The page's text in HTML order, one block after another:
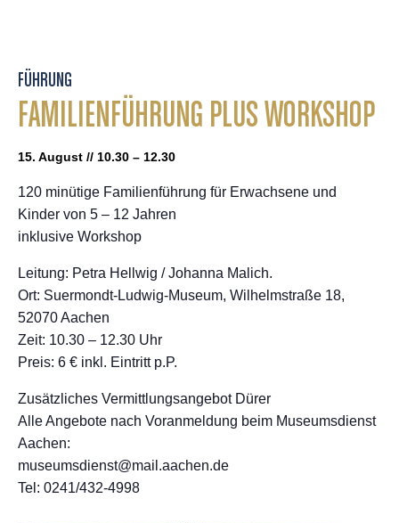
FÜHRUNG
FAMILIENFÜHRUNG PLUS WORKSHOP
15. August // 10.30 – 12.30
120 minütige Familienführung für Erwachsene und
Kinder von 5 – 12 Jahren
inklusive Workshop
Leitung: Petra Hellwig / Johanna Malich.
Ort: Suermondt-Ludwig-Museum, Wilhelmstraße 18,
52070 Aachen
Zeit: 10.30 – 12.30 Uhr
Preis: 6 € inkl. Eintritt p.P.
Zusätzliches Vermittlungsangebot Dürer
Alle Angebote nach Voranmeldung beim Museumsdienst
Aachen:
museumsdienst@mail.aachen.de
Tel: 0241/432-4998